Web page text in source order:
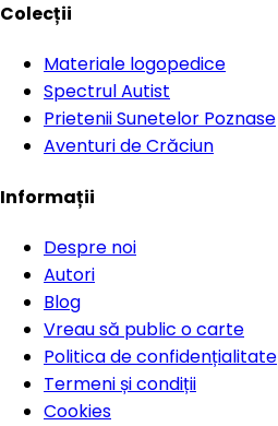
Colecții
Materiale logopedice
Spectrul Autist
Prietenii Sunetelor Poznase
Aventuri de Crăciun
Informații
Despre noi
Autori
Blog
Vreau să public o carte
Politica de confidențialitate
Termeni și condiții
Cookies